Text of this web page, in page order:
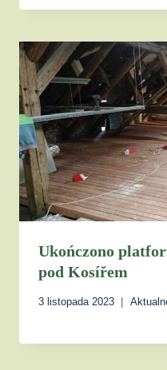
Ukończono
pod Kosířem
3 listopada 2023